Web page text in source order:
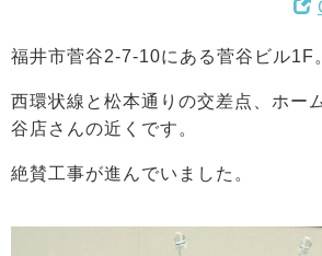
福井市菅谷2-7-10にある菅谷ビル1F
西環状線と松本通りの交差点、ホー
谷店さんの近くです。
絶賛工事が進んでいました。